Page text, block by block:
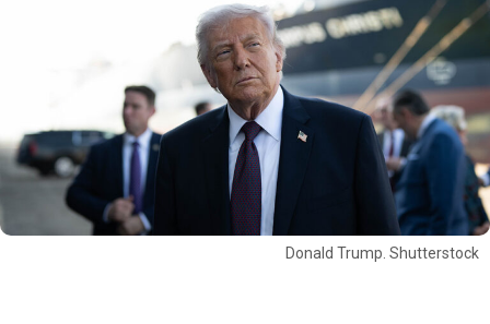
Donald Trump. Shutterstock